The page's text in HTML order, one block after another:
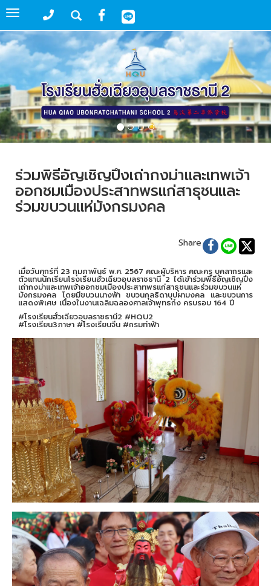
Toggle
navigation
ร่วมพิธีอัญเชิญปึงเถ่ากงม่าและเทพเจ้า
ออกชมเมืองประสาทพรแก่สาธุชนและ
ร่วมขบวนแห่มังกรมงคล
Share
เมื่อวันศุกร์ที่ 23 กุมภาพันธ์ พ.ศ. 2567 คณะผู้บริหาร คณะครู บุคลากรและ
ตัวแทนนักเรียนโรงเรียนฮั่วเฉียวอุบลราชธานี 2 ได้เข้าร่วมพิธีอัญเชิญปึง
เถ่ากงม่าและเทพเจ้าออกชมเมืองประสาทพรแก่สาธุชนและร่วมขบวนแห่
มังกรมงคล โดยมีขบวนนางฟ้า ขบวนกุลธิดาบุปผามงคล และขบวนการ
แสดงพิเศษ เนื่องในงานเฉลิมฉลองศาลเจ้าพุทธก๋ง ครบรอบ 164 ปี
#โรงเรียนฮั่วเฉียวอุบลราชธานี2 #HQU2
#โรงเรียน3ภาษา #โรงเรียนจีน #กรมท่าฟ้า